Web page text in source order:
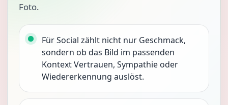
Foto.
Für Social zählt nicht nur Geschmack,
sondern ob das Bild im passenden
Kontext Vertrauen, Sympathie oder
Wiedererkennung auslöst.